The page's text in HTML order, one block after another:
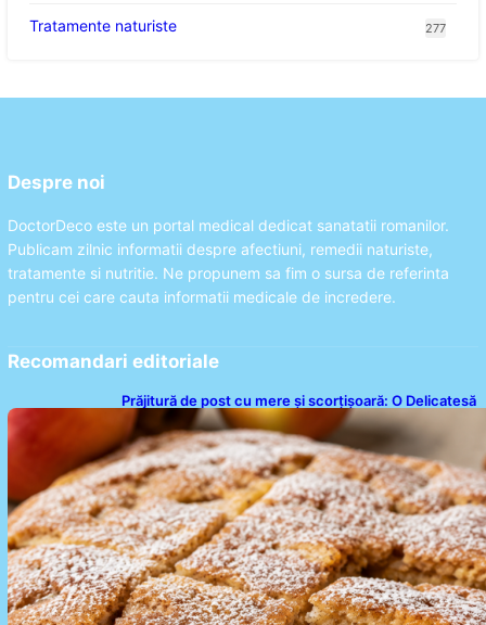
Tratamente naturiste 277
Despre noi
DoctorDeco este un portal medical dedicat sanatatii romanilor.
Publicam zilnic informatii despre afectiuni, remedii naturiste,
tratamente si nutritie. Ne propunem sa fim o sursa de referinta
pentru cei care cauta informatii medicale de incredere.
Recomandari editoriale
Prăjitură de post cu mere și scorțișoară: O Delicatesă
Dulce pentru Postul Adormirii Maicii Domnului